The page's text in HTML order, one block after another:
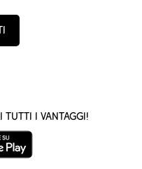
tutti i vantaggi!